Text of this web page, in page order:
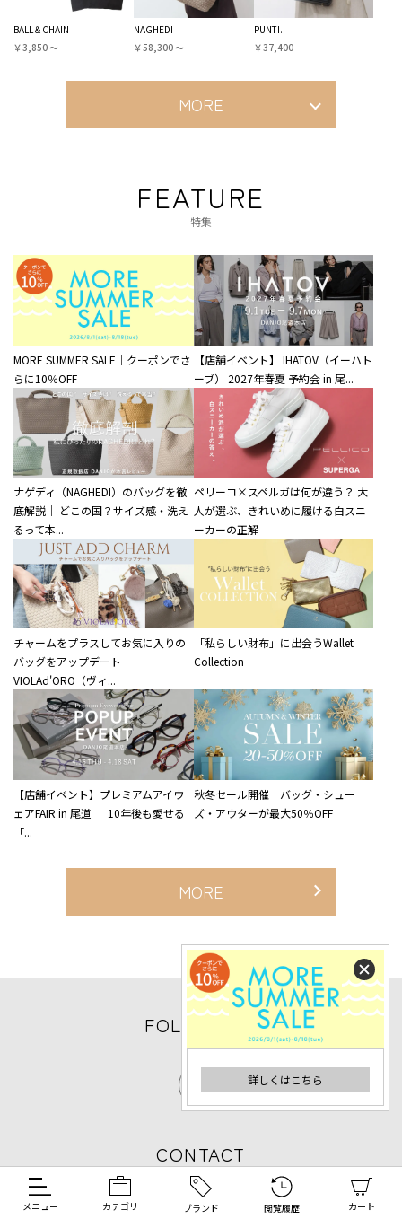
詳しくはこちら
メニュー カテゴリ ブランド 閲覧履歴 カート
BALL＆CHAIN
￥3,850 〜
NAGHEDI
￥58,300 〜
PUNTI.
￥37,400
MORE
FEATURE
特集
MORE SUMMER SALE｜クーポンでさ
らに10％OFF
【店舗イベント】 IHATOV（イーハト
ーブ） 2027年春夏 予約会 in 尾...
ナゲディ（NAGHEDI）のバッグを徹
底解説｜ どこの国？サイズ感・洗え
るって本...
ペリーコ×スペルガは何が違う？ 大
人が選ぶ、きれいめに履ける白スニ
ーカーの正解
チャームをプラスしてお気に入りの
バッグをアップデート｜
VIOLAd'ORO（ヴィ...
「私らしい財布」に出会うWallet
Collection
【店舗イベント】プレミアムアイウ
ェアFAIR in 尾道 ｜ 10年後も愛せる
「...
秋冬セール開催｜バッグ・シュー
ズ・アウターが最大50％OFF
MORE
FOLLOW US
CONTACT
お問い合わせフォーム